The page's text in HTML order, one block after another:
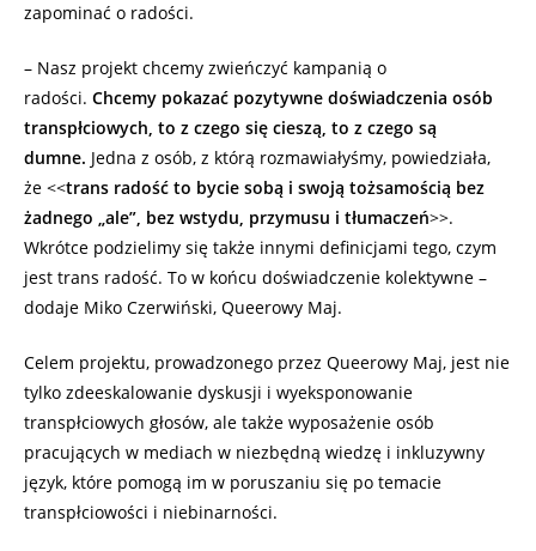
zapominać o radości.
– Nasz projekt chcemy zwieńczyć kampanią o
radości. Chcemy pokazać pozytywne doświadczenia osób
transpłciowych, to z czego się cieszą, to z czego są
dumne. Jedna z osób, z którą rozmawiałyśmy, powiedziała,
że <<trans radość to bycie sobą i swoją tożsamością bez
żadnego „ale”, bez wstydu, przymusu i tłumaczeń>>.
Wkrótce podzielimy się także innymi definicjami tego, czym
jest trans radość. To w końcu doświadczenie kolektywne –
dodaje Miko Czerwiński, Queerowy Maj.
Celem projektu, prowadzonego przez Queerowy Maj, jest nie
tylko zdeeskalowanie dyskusji i wyeksponowanie
transpłciowych głosów, ale także wyposażenie osób
pracujących w mediach w niezbędną wiedzę i inkluzywny
język, które pomogą im w poruszaniu się po temacie
transpłciowości i niebinarności.